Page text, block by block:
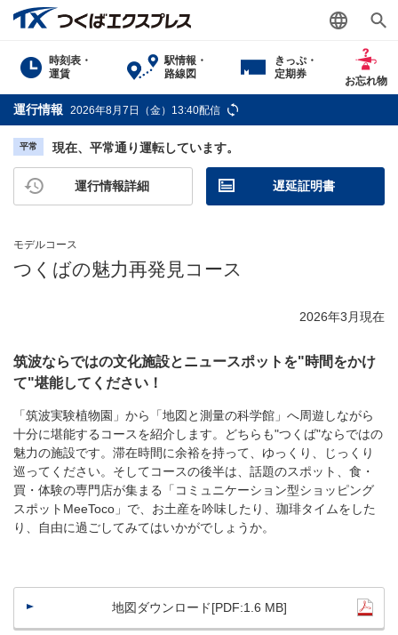
時刻表・
運賃
駅情報・
路線図
きっぷ・
定期券
お忘れ物
運行情報 2026年8月7日（金）13:40配信
平常 現在、平常通り運転しています。
運行情報詳細 遅延証明書
モデルコース
つくばの魅力再発見コース
2026年3月現在
筑波ならではの文化施設とニュースポットを"時間をかけ
て"堪能してください！
「筑波実験植物園」から「地図と測量の科学館」へ周遊しながら
十分に堪能するコースを紹介します。どちらも"つくば"ならではの
魅力の施設です。滞在時間に余裕を持って、ゆっくり、じっくり
巡ってください。そしてコースの後半は、話題のスポット、食・
買・体験の専門店が集まる「コミュニケーション型ショッピング
スポットMeeToco」で、お土産を吟味したり、珈琲タイムをした
り、自由に過ごしてみてはいかがでしょうか。
地図ダウンロード[PDF:1.6 MB]